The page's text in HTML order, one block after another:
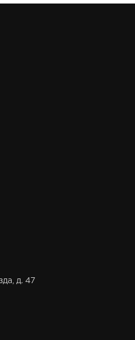
д. 47